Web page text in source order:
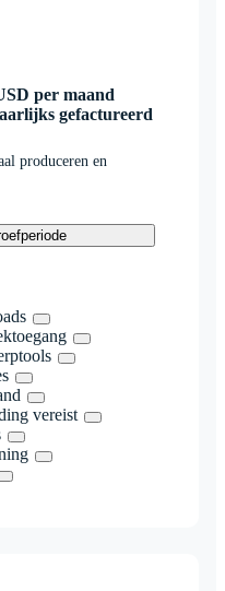
per maand
gefactureerd
produceren en
vereist